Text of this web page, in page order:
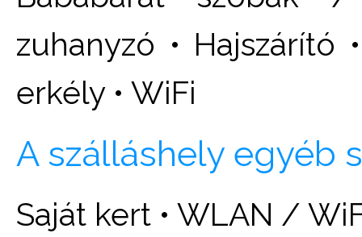
zuhanyzó • Hajszárító
erkély • WiFi
A szálláshely egyéb
Saját kert • WLAN /